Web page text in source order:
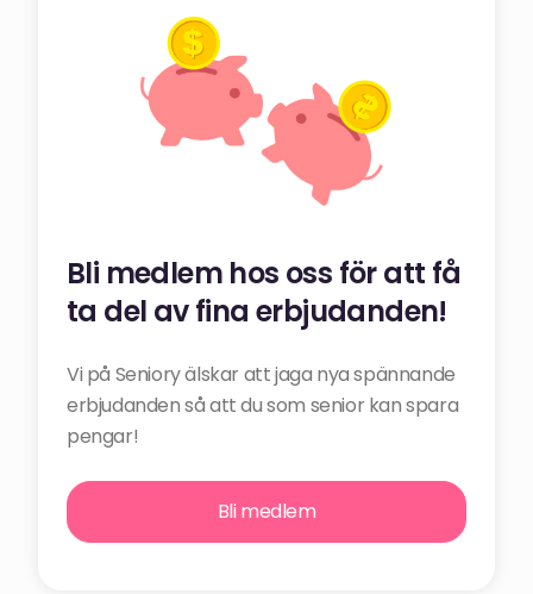
Bli medlem hos oss för att få
ta del av fina erbjudanden!
Vi på Seniory älskar att jaga nya spännande
erbjudanden så att du som senior kan spara
pengar!
Bli medlem